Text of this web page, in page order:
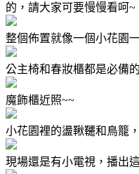
的，請大家可要慢慢看呵~
整個佈置就像一個小花園一
公主椅和春妝櫃都是必備
魔飾櫃近照~~
小花園裡的盪鞦韆和鳥籠
現場還是有小電視，播出